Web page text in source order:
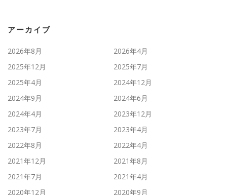
アーカイブ
2026年8月
2026年4月
2025年12月
2025年7月
2025年4月
2024年12月
2024年9月
2024年6月
2024年4月
2023年12月
2023年7月
2023年4月
2022年8月
2022年4月
2021年12月
2021年8月
2021年7月
2021年4月
2020年12月
2020年9月